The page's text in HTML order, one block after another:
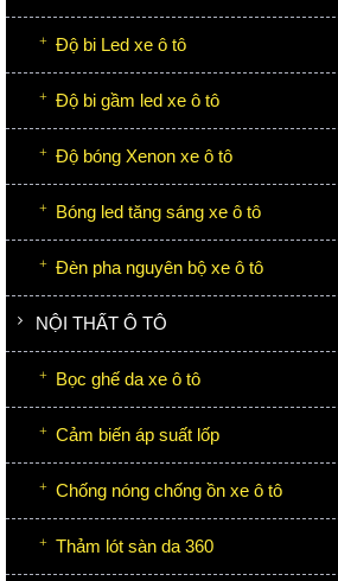
Độ bi Led xe ô tô
Độ bi gầm led xe ô tô
Độ bóng Xenon xe ô tô
Bóng led tăng sáng xe ô tô
Đèn pha nguyên bộ xe ô tô
NỘI THẤT Ô TÔ
Bọc ghế da xe ô tô
Cảm biến áp suất lốp
Chống nóng chống ồn xe ô tô
Thảm lót sàn da 360